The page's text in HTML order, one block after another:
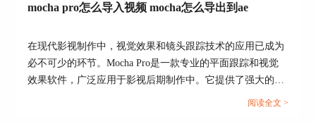
后选择"Track Motion"来进行运动跟踪。在跟踪过
效效果始终精准地呈现在目标物体上。
步骤七：调整图像稳定
使用Boris Continuum插件的图像稳定工具来进行修
mocha pro怎么导入视频 mocha怎么导出到ae
在现代影视制作中，视觉效果和镜头跟踪技术的应用已成为
必不可少的环节。Mocha Pro是一款专业的平面跟踪和视觉
效果软件，广泛应用于影视后期制作中。它提供了强大的镜
头跟踪、稳定化、去除物体等功能，帮助制作人员实现复杂
阅读全文 >